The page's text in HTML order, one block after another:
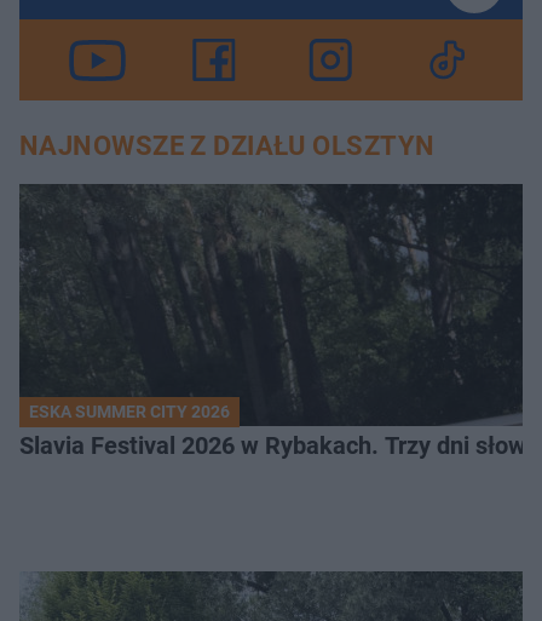
NAJNOWSZE Z DZIAŁU OLSZTYN
ESKA SUMMER CITY 2026
Slavia Festival 2026 w Rybakach. Trzy dni